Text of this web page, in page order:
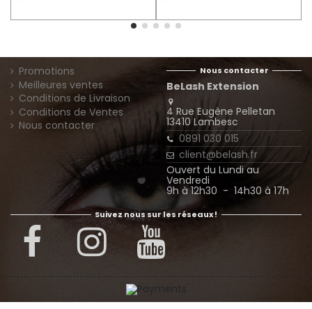
Promotions
Meilleures ventes
Conditions de Livraison
Conditions de Ventes
Nous contacter
Nous contacter
BeLash Extension
4 Rue Eugène Pelletan
13410 Lambesc
0891 030 015
client@belash.fr
Ouvert du Lundi au
Vendredi
9h à 12h30 - 14h30 à 17h
Suivez nous sur les réseaux !